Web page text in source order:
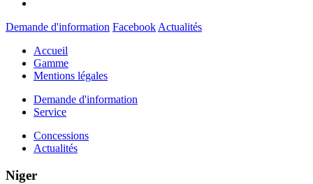
Demande d'information FacebookActualités
Accueil
Gamme
Mentions légales
Demande d'information
Service
Concessions
Actualités
Niger